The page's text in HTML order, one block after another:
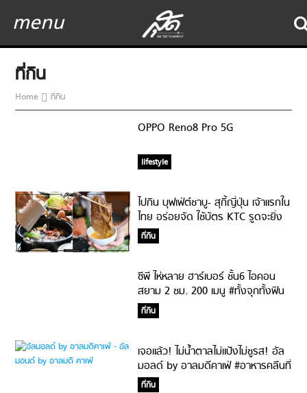
menu
ที่กิน
Home ที่กิน
OPPO Reno8 Pro 5G
lifestyle
ไปกิน บุฟเฟ่ต์ชาบู- สุกี้ญี่ปุ่น เจ้าแรกใน
ไทย อร่อยจัด ใช้บัตร KTC รูดจะยิ่ง
ฟิน
ที่กิน
ซีพี ไห่หลาย ฮาร์เบอร์ ชั้น6 ไอคอน
สยาม 2 ชม. 200 เมนู #ทั้งจุกทั้งฟิน
ที่กิน
เจอแล้ว! ไม่น้ำตาลไม่แป้งไม่ชูรส! อัล
มอลด์ by อาลมดีคาเฟ่ #อาหารคลีนที่
อร่อยจนกินเกลี้ยง
ที่กิน